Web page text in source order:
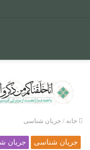
خانه / جریان شناسی
جریان شناسی جریان